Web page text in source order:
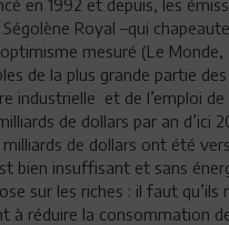
en 1992 et depuis, les
Royal –qui
mesuré (Le Monde,
de la plus grande partie
industrielle et de l’emploi
de dollars par an d’ici
de dollars ont été
bien insuffisant et sans
sur les riches : il faut qu’ils
réduire la consommation